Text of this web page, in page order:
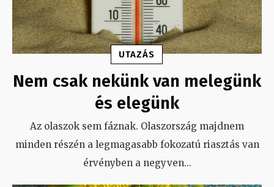
UTAZÁS
Nem csak nekünk van melegünk
és elegünk
Az olaszok sem fáznak. Olaszország majdnem
minden részén a legmagasabb fokozatú riasztás van
érvényben a negyven...